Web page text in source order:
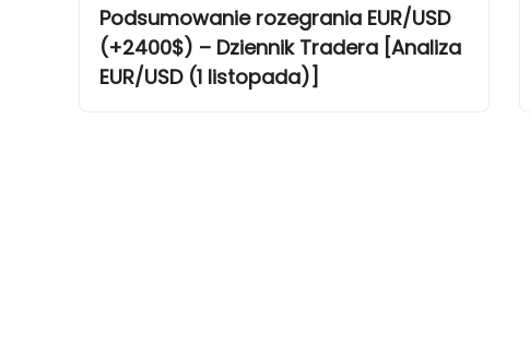
Podsumowanie rozegrania EUR/USD
(+2400$) – Dziennik Tradera [Analiza
EUR/USD (1 listopada)]